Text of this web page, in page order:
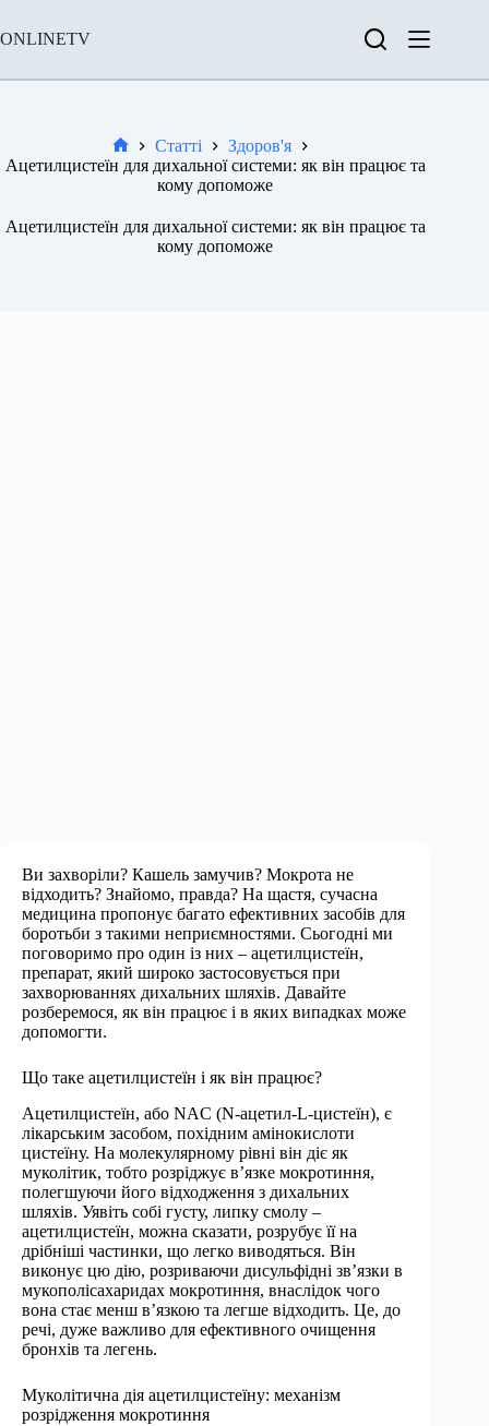
вмісту
ONLINETV
Новини
Статті
Здоров'я
Ацетилцистеїн для дихальної системи: як він працює та
кому допоможе
Ацетилцистеїн для дихальної системи: як він працює та
кому допоможе
Ви захворіли? Кашель замучив? Мокрота не
відходить? Знайомо, правда? На щастя, сучасна
медицина пропонує багато ефективних засобів для
боротьби з такими неприємностями. Сьогодні ми
поговоримо про один із них – ацетилцистеїн,
препарат, який широко застосовується при
захворюваннях дихальних шляхів. Давайте
розберемося, як він працює і в яких випадках може
допомогти.
Що таке ацетилцистеїн і як він працює?
Ацетилцистеїн, або NAC (N-ацетил-L-цистеїн), є
лікарським засобом, похідним амінокислоти
цистеїну. На молекулярному рівні він діє як
муколітик, тобто розріджує в’язке мокротиння,
полегшуючи його відходження з дихальних
шляхів. Уявіть собі густу, липку смолу –
ацетилцистеїн, можна сказати, розрубує її на
дрібніші частинки, що легко виводяться. Він
виконує цю дію, розриваючи дисульфідні зв’язки в
мукополісахаридах мокротиння, внаслідок чого
вона стає менш в’язкою та легше відходить. Це, до
речі, дуже важливо для ефективного очищення
бронхів та легень.
Муколітична дія ацетилцистеїну: механізм
розрідження мокротиння